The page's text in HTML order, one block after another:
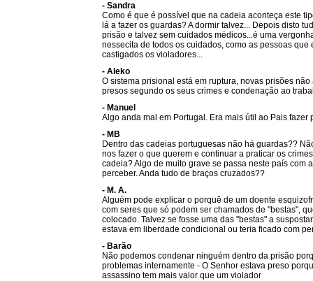
- Sandra
Como é que é possível que na cadeia aconteça este
lá a fazer os guardas? A dormir talvez... Depois disto
prisão e talvez sem cuidados médicos...é uma
nessecita de todos os cuidados, como as pessoas que
castigados os violadores...
- Aleko
O sistema prisional está em ruptura, novas prisões
presos segundo os seus crimes e condenação ao
- Manuel
Algo anda mal em Portugal. Era mais útil ao Pais fazer
- MB
Dentro das cadeias portuguesas não há guardas??
nos fazer o que querem e continuar a praticar os
cadeia? Algo de muito grave se passa neste país com
perceber. Anda tudo de braços cruzados??
- M. A.
Alguém pode explicar o porquê de um doente
com seres que só podem ser chamados de "bestas",
colocado. Talvez se fosse uma das "bestas" a
estava em liberdade condicional ou teria ficado com
- Barão
Não podemos condenar ninguém dentro da prisão
problemas internamente - O Senhor estava preso
assassino tem mais valor que um violador